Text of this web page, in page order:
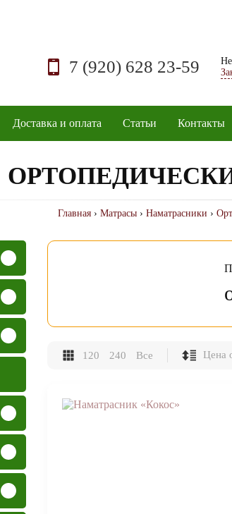
7 (920) 628 23-59
Доставка и оплата Статьи Контакты
Главная› Матрасы› Наматрасники ›
120 240 Все